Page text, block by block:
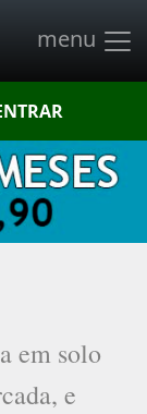
menu
em solo
e